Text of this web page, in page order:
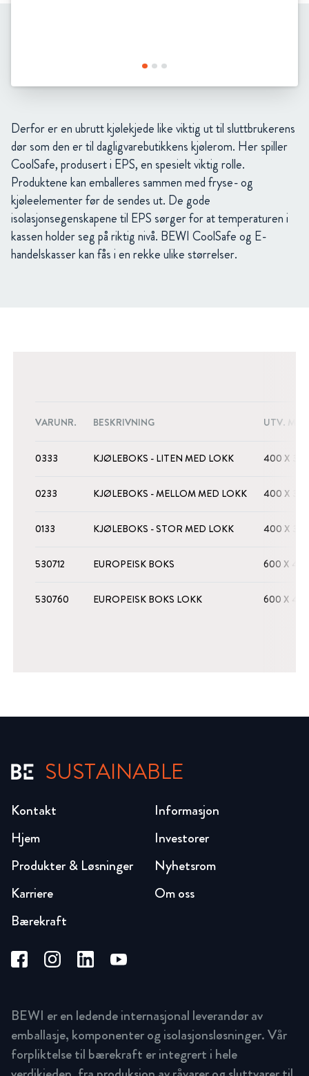
Derfor er en ubrutt kjølekjede like viktig ut til sluttbrukerens
dør som den er til dagligvarebutikkens kjølerom. Her spiller
CoolSafe, produsert i EPS, en spesielt viktig rolle.
Produktene kan emballeres sammen med fryse- og
kjøleelementer før de sendes ut. De gode
isolasjonsegenskapene til EPS sørger for at temperaturen i
kassen holder seg på riktig nivå. BEWI CoolSafe og E-
handelskasser kan fås i en rekke ulike størrelser.
VARUNR. BESKRIVNING UTV.
0333 KJØLEBOKS - LITEN MED LOKK 400 X
0233 KJØLEBOKS - MELLOM MED LOKK 400 X
0133 KJØLEBOKS - STOR MED LOKK 400 X
530712 EUROPEISK BOKS 600 X
530760 EUROPEISK BOKS LOKK 600 X
SUSTAINABLE
Hjem
Produkter & Løsninger
Karriere
Bærekraft
Investorer
Nyhetsrom
Om oss
Kontakt Informasjon
BEWI er en ledende internasjonal leverandør av
emballasje, komponenter og isolasjonsløsninger. Vår
forpliktelse til bærekraft er integrert i hele